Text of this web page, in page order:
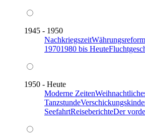
1945 - 1950
NachkriegszeitWährungsreform
19701980 bis Heute
1950 - Heute
Moderne Zeiten
Tanzstunde
SeefahrtReiseberichteDer